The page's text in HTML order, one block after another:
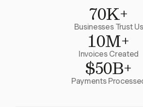
70K+
Businesses Trust Us
10M+
Invoices Created
$50B+
Payments